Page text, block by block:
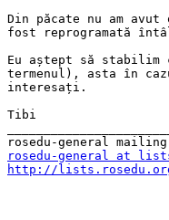
Din păcate nu am
fost reprogramată
Eu aștept să stabilim
termenul), asta în
interesați.
Tibi
rosedu-general at
http://